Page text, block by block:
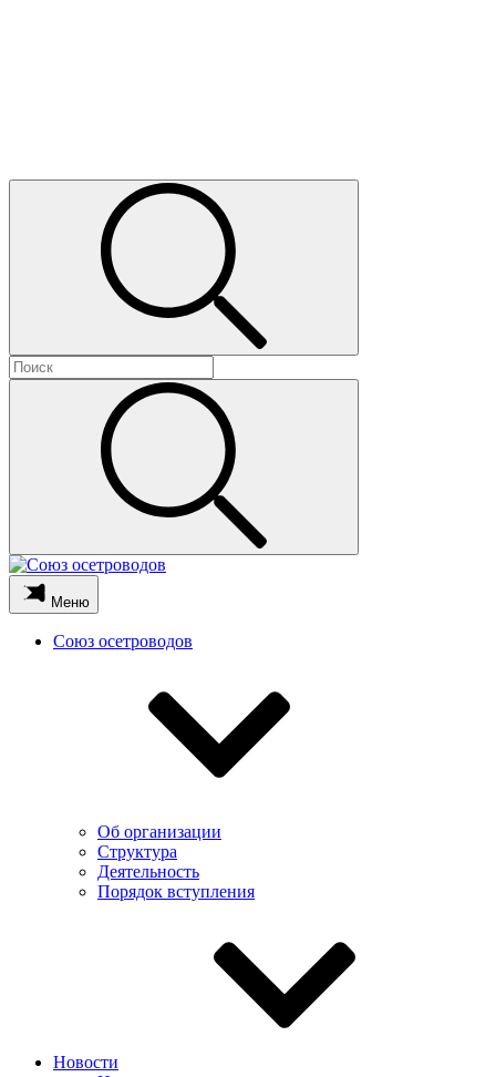
Меню
Союз осетроводов
Об организации
Структура
Деятельность
Порядок вступления
Новости